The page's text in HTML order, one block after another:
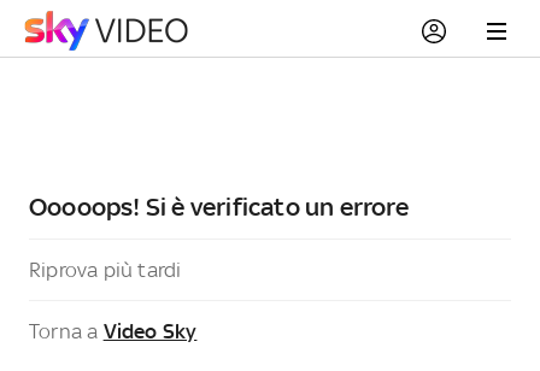
Ooooops! Si è verificato un errore
Riprova più tardi
Torna a Video Sky